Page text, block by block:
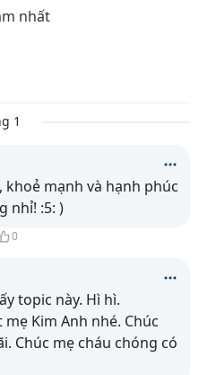
nhất
1
khoẻ mạnh và hạnh phúc
nhỉ! :5: )
0
topic này. Hì hì.
Kim Anh nhé. Chúc
Chúc mẹ cháu chóng có